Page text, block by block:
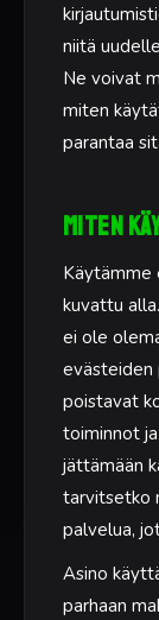
niitä
Ne voivat
miten
parantaa
Miten
Käytämme
kuvattu
ei ole
evästeiden
poistavat
toiminnot
jättämään
tarvitsetko
palvelua,
Asino
parhaan